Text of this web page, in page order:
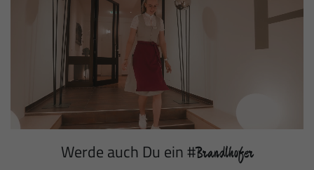
Werde auch Du ein #Brandlhofer